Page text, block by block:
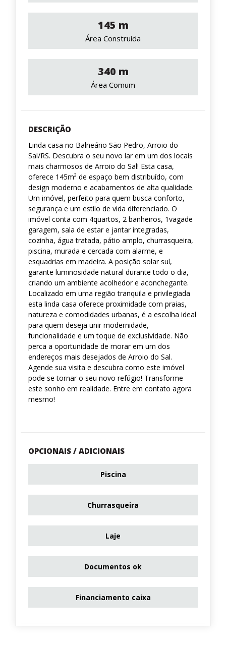
145 m
Área Construída
340 m
Área Comum
DESCRIÇÃO
Linda casa no Balneário São Pedro, Arroio do
Sal/RS. Descubra o seu novo lar em um dos locais
mais charmosos de Arroio do Sal! Esta casa,
oferece 145m² de espaço bem distribuído, com
design moderno e acabamentos de alta qualidade.
Um imóvel, perfeito para quem busca conforto,
segurança e um estilo de vida diferenciado. O
imóvel conta com 4quartos, 2 banheiros, 1vagade
garagem, sala de estar e jantar integradas,
cozinha, água tratada, pátio amplo, churrasqueira,
piscina, murada e cercada com alarme, e
esquadrias em madeira. A posição solar sul,
garante luminosidade natural durante todo o dia,
criando um ambiente acolhedor e aconchegante.
Localizado em uma região tranquila e privilegiada
esta linda casa oferece proximidade com praias,
natureza e comodidades urbanas, é a escolha ideal
para quem deseja unir modernidade,
funcionalidade e um toque de exclusividade. Não
perca a oportunidade de morar em um dos
endereços mais desejados de Arroio do Sal.
Agende sua visita e descubra como este imóvel
pode se tornar o seu novo refúgio! Transforme
este sonho em realidade. Entre em contato agora
mesmo!
OPCIONAIS / ADICIONAIS
Piscina
Churrasqueira
Laje
Documentos ok
Financiamento caixa